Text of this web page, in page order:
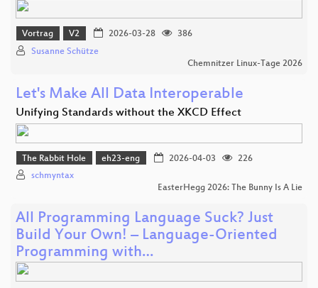
Vortrag V2 2026-03-28
386
Susanne Schütze
Chemnitzer Linux-Tage 2026
Let's Make All Data Interoperable
Unifying Standards without the XKCD Effect
The Rabbit Hole eh23-eng 2026-04-03
226
schmyntax
EasterHegg 2026: The Bunny Is A Lie
All Programming Language Suck? Just
Build Your Own! – Language-Oriented
Programming with…